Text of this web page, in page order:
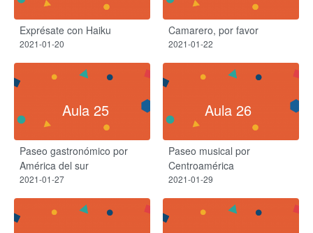
Exprésate con Haiku
2021-01-20
Camarero, por favor
2021-01-22
Aula 25
Paseo gastronómico por
América del sur
2021-01-27
Aula 26
Paseo musical por
Centroamérica
2021-01-29